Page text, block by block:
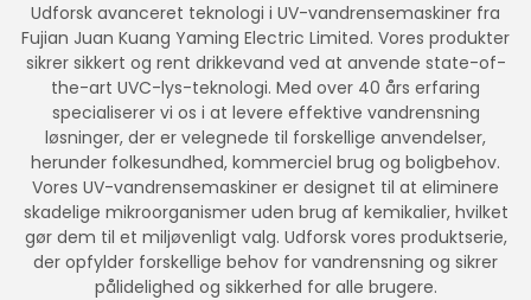
Udforsk avanceret teknologi i UV-vandrensemaskiner fra
Fujian Juan Kuang Yaming Electric Limited. Vores produkter
sikrer sikkert og rent drikkevand ved at anvende state-of-
the-art UVC-lys-teknologi. Med over 40 års erfaring
specialiserer vi os i at levere effektive vandrensning
løsninger, der er velegnede til forskellige anvendelser,
herunder folkesundhed, kommerciel brug og boligbehov.
Vores UV-vandrensemaskiner er designet til at eliminere
skadelige mikroorganismer uden brug af kemikalier, hvilket
gør dem til et miljøvenligt valg. Udforsk vores produktserie,
der opfylder forskellige behov for vandrensning og sikrer
pålidelighed og sikkerhed for alle brugere.